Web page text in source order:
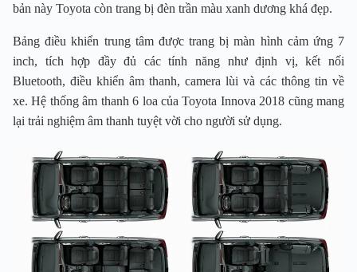
bản này Toyota còn trang bị đèn trần màu xanh dương khá đẹp.
Bảng điều khiển trung tâm được trang bị màn hình cảm ứng 7
inch, tích hợp đầy đủ các tính năng như định vị, kết nối
Bluetooth, điều khiển âm thanh, camera lùi và các thông tin về
xe. Hệ thống âm thanh 6 loa của Toyota Innova 2018 cũng mang
lại trải nghiệm âm thanh tuyệt vời cho người sử dụng.